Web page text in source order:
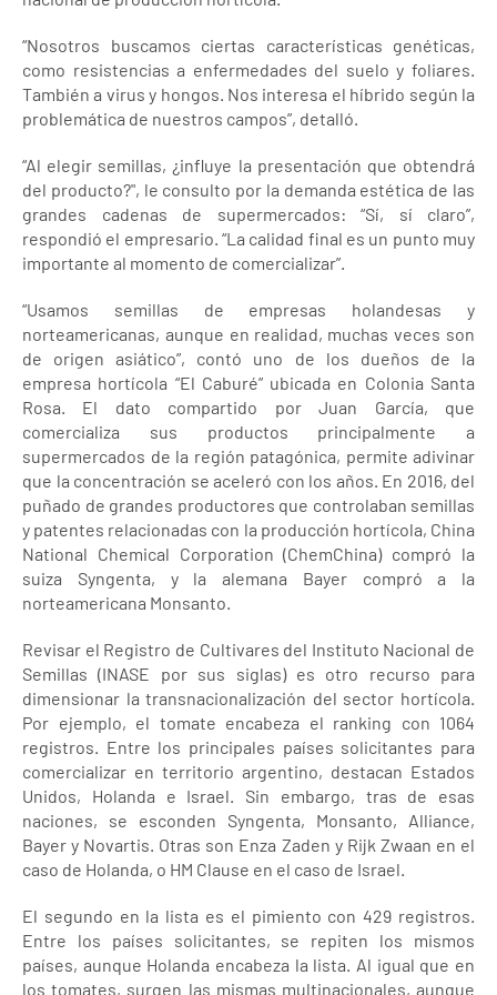
“Nosotros buscamos ciertas características genéticas,
como resistencias a enfermedades del suelo y foliares.
También a virus y hongos. Nos interesa el híbrido según la
problemática de nuestros campos”, detalló.
“Al elegir semillas, ¿influye la presentación que obtendrá
del producto?", le consulto por la demanda estética de las
grandes cadenas de supermercados: “Sí, sí claro”,
respondió el empresario. “La calidad final es un punto muy
importante al momento de comercializar”.
“Usamos semillas de empresas holandesas y
norteamericanas, aunque en realidad, muchas veces son
de origen asiático”, contó uno de los dueños de la
empresa hortícola “El Caburé” ubicada en Colonia Santa
Rosa. El dato compartido por Juan García, que
comercializa sus productos principalmente a
supermercados de la región patagónica, permite adivinar
que la concentración se aceleró con los años. En 2016, del
puñado de grandes productores que controlaban semillas
y patentes relacionadas con la producción hortícola, China
National Chemical Corporation (ChemChina) compró la
suiza Syngenta, y la alemana Bayer compró a la
norteamericana Monsanto.
Revisar el Registro de Cultivares del Instituto Nacional de
Semillas (INASE por sus siglas) es otro recurso para
dimensionar la transnacionalización del sector hortícola.
Por ejemplo, el tomate encabeza el ranking con 1064
registros. Entre los principales países solicitantes para
comercializar en territorio argentino, destacan Estados
Unidos, Holanda e Israel. Sin embargo, tras de esas
naciones, se esconden Syngenta, Monsanto, Alliance,
Bayer y Novartis. Otras son Enza Zaden y Rijk Zwaan en el
caso de Holanda, o HM Clause en el caso de Israel.
El segundo en la lista es el pimiento con 429 registros.
Entre los países solicitantes, se repiten los mismos
países, aunque Holanda encabeza la lista. Al igual que en
los tomates, surgen las mismas multinacionales, aunque